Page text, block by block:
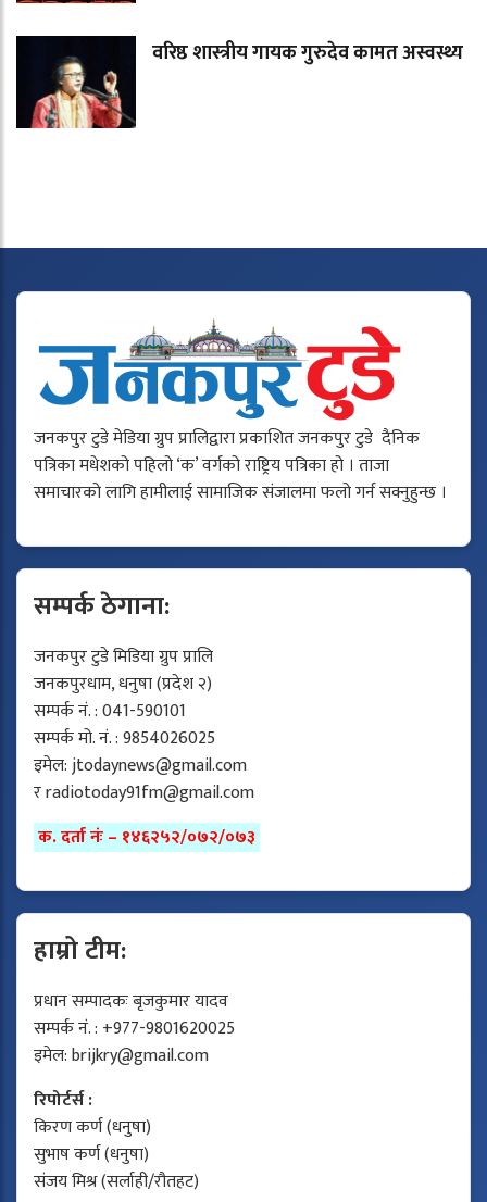
वरिष्ठ शास्त्रीय गायक गुरुदेव कामत अस्वस्थ्य
जनकपुर टुडे मेडिया ग्रुप प्रालिद्वारा प्रकाशित जनकपुर टुडे दैनिक
पत्रिका मधेशको पहिलो ‘क’ वर्गको राष्ट्रिय पत्रिका हो । ताजा
समाचारको लागि हामीलाई सामाजिक संजालमा फलो गर्न सक्नुहुन्छ ।
सम्पर्क ठेगाना:
जनकपुर टुडे मिडिया ग्रुप प्रालि
जनकपुरधाम, धनुषा (प्रदेश २)
सम्पर्क नं. : 041-590101
सम्पर्क मो. नं. : 9854026025
इमेल:jtodaynews@gmail.com
रradiotoday91fm@gmail.com
क. दर्ता नंः – १४६२५२/०७२/०७३
हाम्रो टीम:
प्रधान सम्पादकः बृजकुमार यादव
सम्पर्क नं. : +977-9801620025
इमेल:brijkry@gmail.com
रिपोर्टर्स :
किरण कर्ण (धनुषा)
सुभाष कर्ण (धनुषा)
संजय मिश्र (सर्लाही/रौतहट)